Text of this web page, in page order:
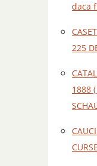
daca
225
1888